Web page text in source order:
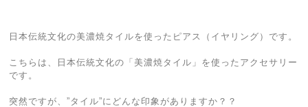
日本伝統文化の美濃焼タイルを使ったピアス（イヤリング）です。
こちらは、日本伝統文化の「美濃焼タイル」を使ったアクセサリー
です。
突然ですが、”タイル”にどんな印象がありますか？？